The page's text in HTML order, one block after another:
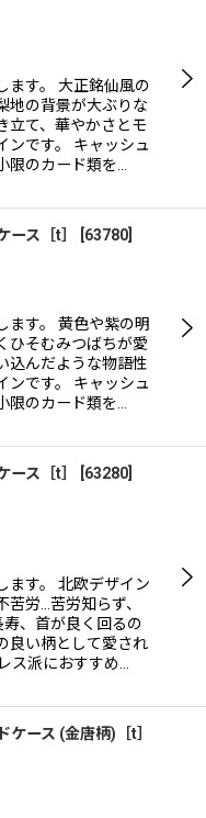
ます。 大正銘仙風の
地の背景が大ぶりな
立て、華やかさとモ
ンです。 キャッシュ
限のカード類を…
ース［t］ 63780
す。 黄色や紫の明
ひそむみつばちが愛
込んだような物語性
ンです。 キャッシュ
限のカード類を…
ース［t］ 63280
ます。 北欧デザイン
労…苦労知らず、
、首が良く回るの
良い柄として愛され
ス派におすすめ…
ケース (金唐柄)［t］